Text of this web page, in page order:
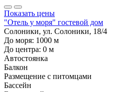
Показать цены
"Отель у моря" гостевой дом
Солоники, ул. Солоники, 18/4
До моря: 1000 м
До центра: 0 м
Автостоянка
Балкон
Размещение с питомцами
Бассейн